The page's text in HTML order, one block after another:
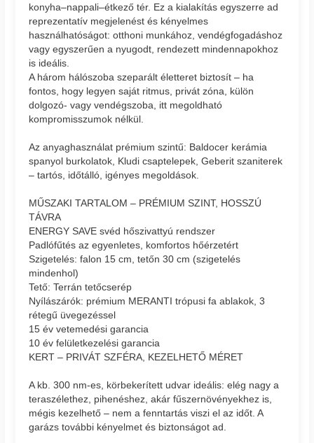
konyha–nappali–étkező tér. Ez a kialakítás egyszerre ad
reprezentatív megjelenést és kényelmes
használhatóságot: otthoni munkához, vendégfogadáshoz
vagy egyszerűen a nyugodt, rendezett mindennapokhoz
is ideális.
A három hálószoba szeparált életteret biztosít – ha
fontos, hogy legyen saját ritmus, privát zóna, külön
dolgozó- vagy vendégszoba, itt megoldható
kompromisszumok nélkül.
Az anyaghasználat prémium szintű: Baldocer kerámia
spanyol burkolatok, Kludi csaptelepek, Geberit szaniterek
– tartós, időtálló, igényes megoldások.
MŰSZAKI TARTALOM – PRÉMIUM SZINT, HOSSZÚ
TÁVRA
ENERGY SAVE svéd hőszivattyú rendszer
Padlófűtés az egyenletes, komfortos hőérzetért
Szigetelés: falon 15 cm, tetőn 30 cm (szigetelés
mindenhol)
Tető: Terrán tetőcserép
Nyílászárók: prémium MERANTI trópusi fa ablakok, 3
rétegű üvegezéssel
15 év vetemedési garancia
10 év felületkezelési garancia
KERT – PRIVÁT SZFÉRA, KEZELHETŐ MÉRET
A kb. 300 nm-es, körbekerített udvar ideális: elég nagy a
teraszélethez, pihenéshez, akár fűszernövényekhez is,
mégis kezelhető – nem a fenntartás viszi el az időt. A
garázs további kényelmet és biztonságot ad.